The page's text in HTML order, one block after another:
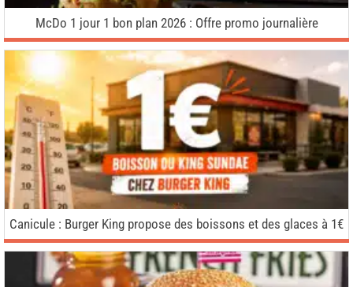
McDo 1 jour 1 bon plan 2026 : Offre promo journalière
Canicule : Burger King propose des boissons et des glaces à 1€